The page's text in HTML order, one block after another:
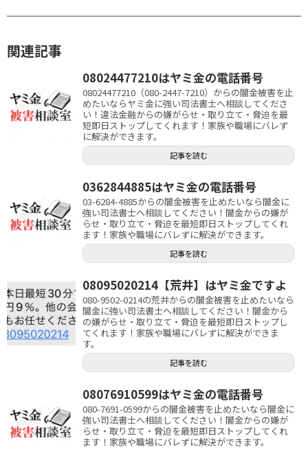
関連記事
08024477210はヤミ金の電話番号
08024477210（080-2447-7210）からの闇金被害を止
めたいならヤミ金に強い司法書士へ相談してくださ
い！違法金融からの嫌がらせ・取り立て・脅迫を最
短即日ストップしてくれます！家族や職場にバレず
に解決ができます。
記事を読む
0362844885はヤミ金の電話番号
03-6284-4885からの闇金被害を止めたいなら闇金に
強い司法書士へ相談してください！闇金からの嫌が
らせ・取り立て・脅迫を最短即日ストップしてくれ
ます！家族や職場にバレずに解決ができます。
記事を読む
08095020214【荒井】はヤミ金ですよ
080-9502-0214の荒井からの闇金被害を止めたいなら
闇金に強い司法書士へ相談してください！闇金から
の嫌がらせ・取り立て・脅迫を最短即日ストップし
てくれます！家族や職場にバレずに解決ができま
す。
記事を読む
08076910599はヤミ金の電話番号
080-7691-0599からの闇金被害を止めたいなら闇金に
強い司法書士へ相談してください！闇金からの嫌が
らせ・取り立て・脅迫を最短即日ストップしてくれ
ます！家族や職場にバレずに解決ができます。